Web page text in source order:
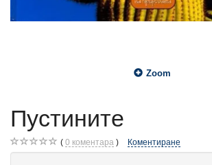
Zoom
Пустините
0 коментара Коментиране